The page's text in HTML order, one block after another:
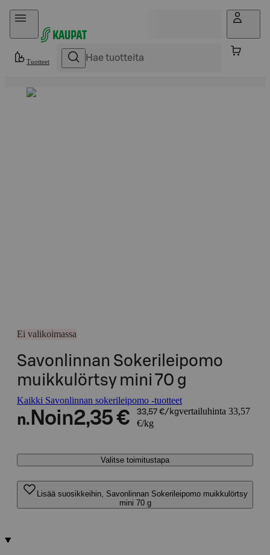
Hyppää sisältöön
Tuotteet
Ei valikoimassa
Savonlinnan Sokerileipomo
muikkulörtsy mini 70 g
Kaikki Savonlinnan sokerileipomo -tuotteet
n. Noin2,35 € 33,57 €/kgvertailuhinta 33,57
€/kg
Valitse toimitustapa
Lisää suosikkeihin, Savonlinnan Sokerileipomo muikkulörtsy
mini 70 g